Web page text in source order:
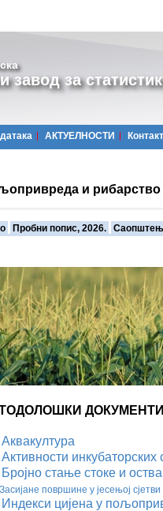
завод за
АКТУЕЛНОСТИ Контакт
и рибарство
Пробни попис, 2026.
Аквакултура
Активности инкубаторских
Бројно стање стоке и
Засијане површине у јесењој сјетви
Индекси цијена у